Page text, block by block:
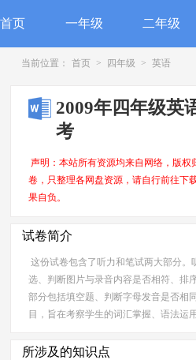
首页 一年级 二年级
当前位置： 首页 > 四年级 > 英语
2009年四年级英
考
声明：本站所有资源均来自网络，版权
卷，只整理各网盘资源，请自行前往下
果自负。
试卷简介
这份试卷包含了听力和笔试两大部分。
选、判断图片与录音内容是否相符、排
部分包括填空题、判断字母发音是否相
目，旨在考察学生的词汇掌握、语法运
所涉及的知识点